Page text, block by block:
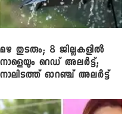
മഴ തുടരും; 8 ജില്ലകളിൽ
നാളെയും റെഡ് അലർട്ട്;
നാലിടത്ത് ഓറഞ്ച് അലർട്ട്